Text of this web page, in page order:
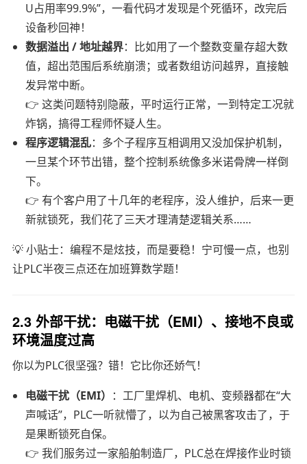
U占用率99.9%”，一看代码才发现是个死循环，改完后
设备秒回神！
数据溢出 / 地址越界：比如用了一个整数变量存超大数
值，超出范围后系统崩溃；或者数组访问越界，直接触
发异常中断。
👉 这类问题特别隐蔽，平时运行正常，一到特定工况就
炸锅，搞得工程师怀疑人生。
程序逻辑混乱：多个子程序互相调用又没加保护机制，
一旦某个环节出错，整个控制系统像多米诺骨牌一样倒
下。
👉 有个客户用了十几年的老程序，没人维护，后来一更
新就锁死，我们花了三天才理清楚逻辑关系……
💡 小贴士：编程不是炫技，而是要稳！宁可慢一点，也别
让PLC半夜三点还在加班算数学题！
2.3 外部干扰：电磁干扰（EMI）、接地不良或
环境温度过高
你以为PLC很坚强？错！它比你还娇气！
电磁干扰（EMI） ：工厂里焊机、电机、变频器都在“大
声喊话”，PLC一听就懵了，以为自己被黑客攻击了，于
是果断锁死自保。
👉 我们服务过一家船舶制造厂，PLC总在焊接作业时锁